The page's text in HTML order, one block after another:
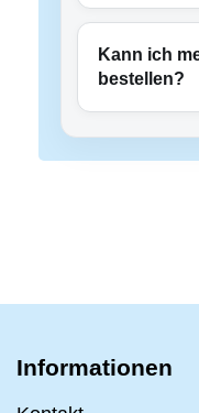
Kann ich
bestellen?
Informationen